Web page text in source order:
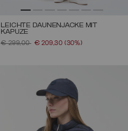
LEICHTE DAUNENJACKE MIT
KAPUZE
PREIS REDUZIERT VON
€ 299,00AUF
€ 209,30 (30%)